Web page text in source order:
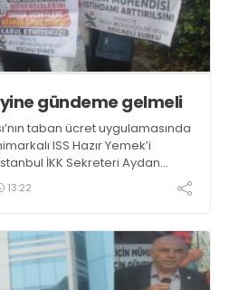
yine gündeme gelmeli
taban ücret uygulamasında
ISS Hazır Yemek’i
İKK Sekreteri Aydan
ettiği asgari ücret işbirliği
getirilmesi gerektiğini
13:22